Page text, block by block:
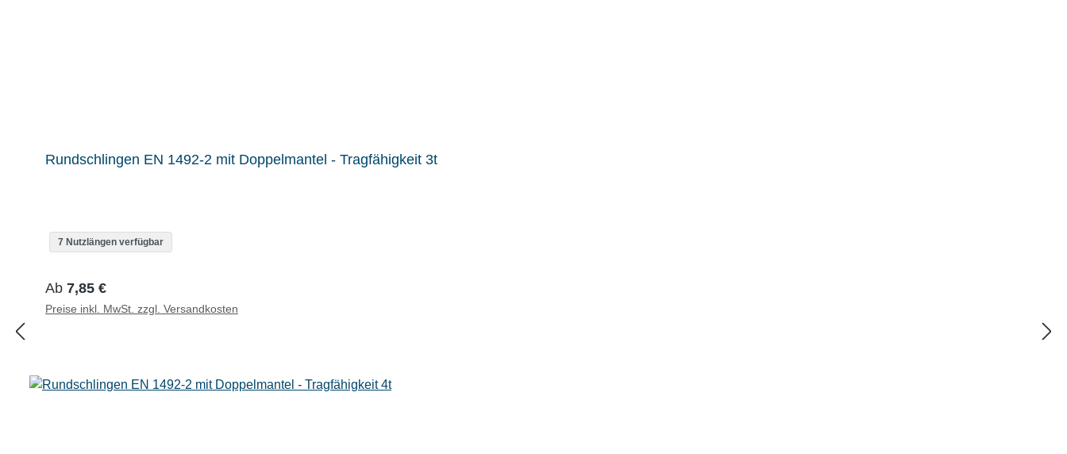
Rundschlingen EN 1492-2 mit Doppelmantel - Tragfähigkeit 3t
7 Nutzlängen verfügbar
Regulärer Preis:
Ab 7,85 €
Preise inkl. MwSt. zzgl. Versandkosten